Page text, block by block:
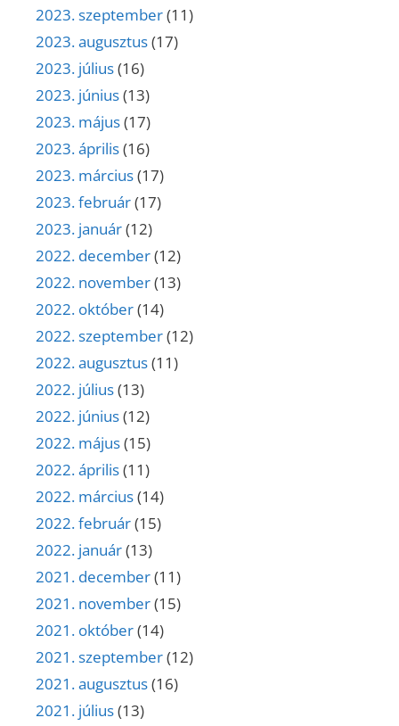
2023. szeptember(11)
2023. augusztus(17)
2023. július(16)
2023. június(13)
2023. május(17)
2023. április(16)
2023. március(17)
2023. február(17)
2023. január(12)
2022. december(12)
2022. november(13)
2022. október(14)
2022. szeptember(12)
2022. augusztus(11)
2022. július(13)
2022. június(12)
2022. május(15)
2022. április(11)
2022. március(14)
2022. február(15)
2022. január(13)
2021. december(11)
2021. november(15)
2021. október(14)
2021. szeptember(12)
2021. augusztus(16)
2021. július(13)